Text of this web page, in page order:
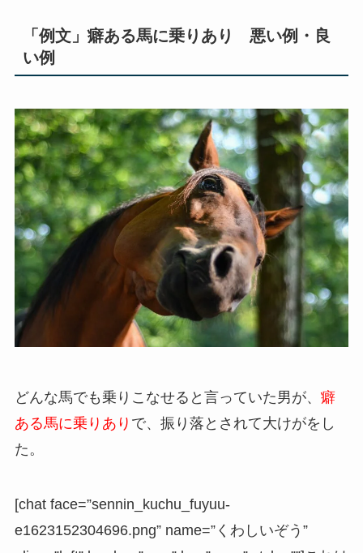
「例文」癖ある馬に乗りあり 悪い例・良
い例
どんな馬でも乗りこなせると言っていた男が、 癖
ある馬に乗りあり で、振り落とされて大けがをし
た。
[chat face=”sennin_kuchu_fuyuu-
e1623152304696.png” name=”くわしいぞう”